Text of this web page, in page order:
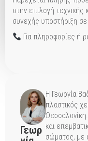
στην επιλογή
συνεχής υποστήριξη
Για πληροφορίες ή
Γεωρ
Η Γεωργία
πλαστικός
και
σώματος, με